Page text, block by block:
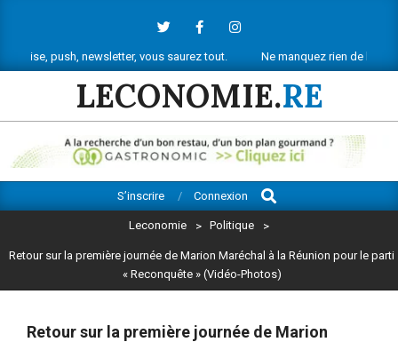
contentnewsletter, vous saurez tout. Ne manquez rien de l’actu
LECONOMIE.RE
Navigation
S’inscrire Connexion
Search
Leconomie > Politique >
Retour sur la première journée de Marion Maréchal à la Réunion pour le parti
« Reconquête » (Vidéo-Photos)
Retour sur la première journée de Marion